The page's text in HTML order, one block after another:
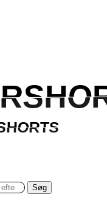
Søg